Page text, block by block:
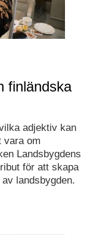
finländska
adjektiv kan
vara om
Landsbygdens
för att skapa
landsbygden.